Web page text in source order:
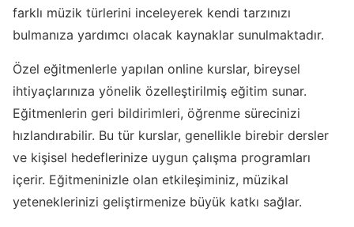
farklı müzik türlerini inceleyerek kendi tarzınızı
bulmanıza yardımcı olacak kaynaklar sunulmaktadır.
Özel eğitmenlerle yapılan online kurslar, bireysel
ihtiyaçlarınıza yönelik özelleştirilmiş eğitim sunar.
Eğitmenlerin geri bildirimleri, öğrenme sürecinizi
hızlandırabilir. Bu tür kurslar, genellikle birebir dersler
ve kişisel hedeflerinize uygun çalışma programları
içerir. Eğitmeninizle olan etkileşiminiz, müzikal
yeteneklerinizi geliştirmenize büyük katkı sağlar.